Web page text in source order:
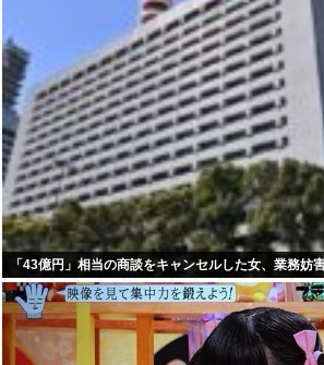
「43億円」相当の商談をキャンセルした女、業務妨